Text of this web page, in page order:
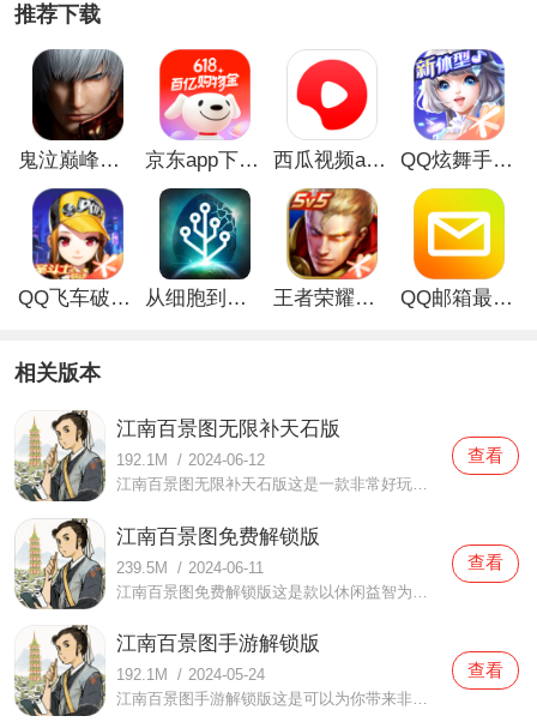
推荐下载
鬼泣巅峰之战最新破解版 京东app下载安装 西瓜视频app安卓版 QQ炫舞手游破解版
QQ飞车破解版无限钻石最新版 从细胞到奇点手游 王者荣耀无限点券破解版 QQ邮箱最新版
相关版本
江南百景图无限补天石版
192.1M / 2024-06-12
江南百景图无限补天石版这是一款非常好玩精彩的休闲娱乐性手游，可以为用户们提供许许多多的经营模式和很多好玩的养成模式，在这里可以打造开创一个属于自己的江南风景！现在这个游戏不仅仅可以自由的去进行多种行业的创新改革还可以进行江南水乡的建设打造。而且这里还有
查看
江南百景图免费解锁版
239.5M / 2024-06-11
查看
江南百景图手游解锁版
192.1M / 2024-05-24
江南百景图手游解锁版这是可以为你带来非常丰富且优质的经营内容，给大家都带来很多好玩的欢乐体验，在这里的各种内容都可以慢慢的去体验感受，这个游戏以最经典精彩的画面为大家带来非常好的感受，很多的经营内容都与现在的经营理念不谋而合，还有非常好的优质内容可以感
查看